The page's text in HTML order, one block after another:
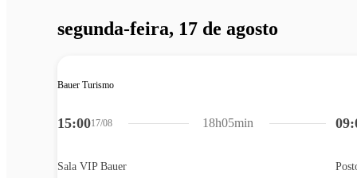
segunda-feira, 17 de agosto
Bauer Turismo
15:0017/08
Sala VIP Bauer
18h05min